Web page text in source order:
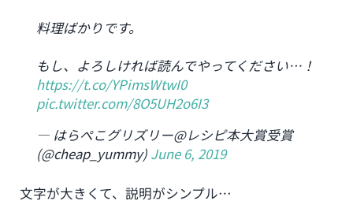
料理ばかりです。
もし、よろしければ読んでやってください…！
https://t.co/YPimsWtwI0
pic.twitter.com/8O5UH2o6I3
— はらぺこグリズリー@レシピ本大賞受賞
(@cheap_yummy) June 6, 2019
文字が大きくて、説明がシンプル…